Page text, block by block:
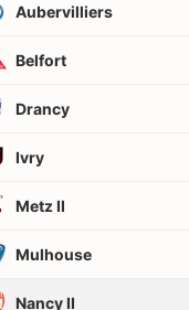
Aubervilliers
Belfort
Drancy
Ivry
Metz II
Mulhouse
Nancy II